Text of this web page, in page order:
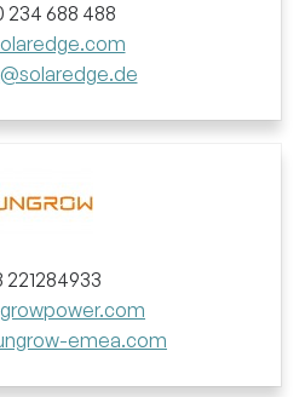
234 688 488
221284933
emea.com